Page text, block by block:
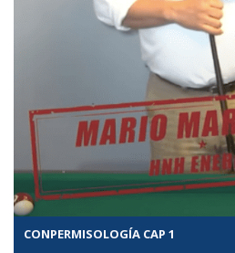
CONPERMISOLOGÍA CAP 1